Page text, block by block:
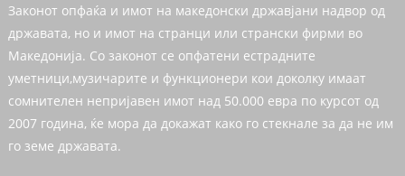
Законот опфаќа и имот на македонски државјани надвор од
државата, но и имот на странци или странски фирми во
Македонија. Со законот се опфатени естрадните
уметници,музичарите и функционери кои доколку имаат
сомнителен непријавен имот над 50.000 евра по курсот од
2007 година, ќе мора да докажат како го стекнале за да не им
го земе државата.